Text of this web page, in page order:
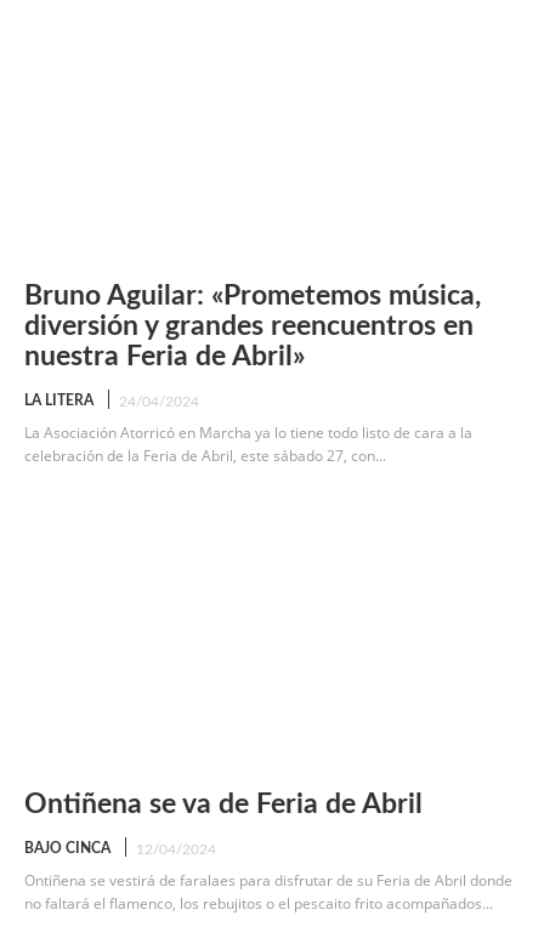
Bruno Aguilar: «Prometemos música,
diversión y grandes reencuentros en
nuestra Feria de Abril»
LA LITERA 24/04/2024
La Asociación Atorricó en Marcha ya lo tiene todo listo de cara a la
celebración de la Feria de Abril, este sábado 27, con...
Ontiñena se va de Feria de Abril
BAJO CINCA 12/04/2024
Ontiñena se vestirá de faralaes para disfrutar de su Feria de Abril donde
no faltará el flamenco, los rebujitos o el pescaito frito acompañados...